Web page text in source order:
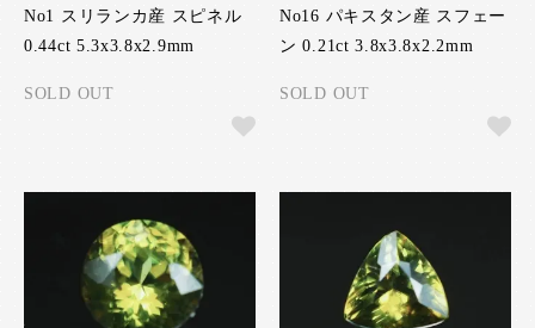
No1 スリランカ産 スピネル
0.44ct 5.3x3.8x2.9mm
SOLD OUT
No16 パキスタン産 スフェー
ン 0.21ct 3.8x3.8x2.2mm
SOLD OUT